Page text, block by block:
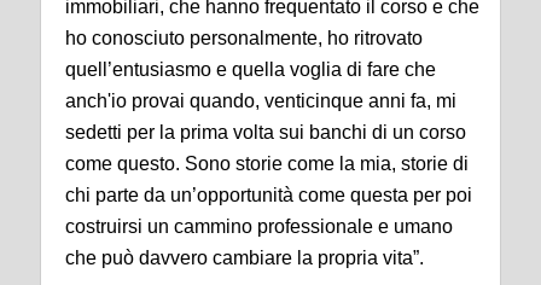
immobiliari, che hanno frequentato il corso e che
ho conosciuto personalmente, ho ritrovato
quell’entusiasmo e quella voglia di fare che
anch'io provai quando, venticinque anni fa, mi
sedetti per la prima volta sui banchi di un corso
come questo. Sono storie come la mia, storie di
chi parte da un’opportunità come questa per poi
costruirsi un cammino professionale e umano
che può davvero cambiare la propria vita”.